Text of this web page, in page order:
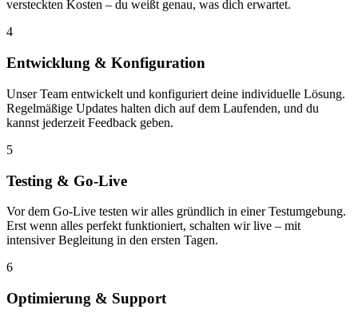
versteckten Kosten – du weißt genau, was dich erwartet.
4
Entwicklung & Konfiguration
Unser Team entwickelt und konfiguriert deine individuelle Lösung.
Regelmäßige Updates halten dich auf dem Laufenden, und du
kannst jederzeit Feedback geben.
5
Testing & Go-Live
Vor dem Go-Live testen wir alles gründlich in einer Testumgebung.
Erst wenn alles perfekt funktioniert, schalten wir live – mit
intensiver Begleitung in den ersten Tagen.
6
Optimierung & Support